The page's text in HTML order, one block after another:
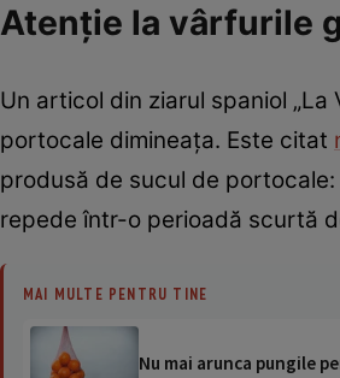
Atenţie la vârfurile
Un articol din ziarul spaniol
portocale dimineaţa. Este citat
produsă de sucul de
repede într-o perioadă scurtă
MAI MULTE PENTRU TINE
Nu mai arunca pungile